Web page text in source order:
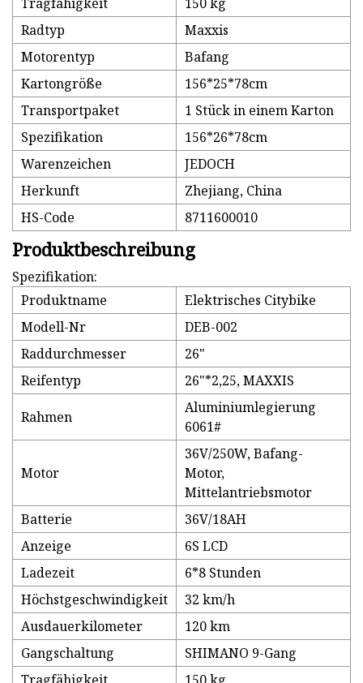
Radtyp
Maxxis
Motorentyp
Bafang
Kartongröße
156*25*78cm
Transportpaket
1 Stück in einem Karton
Spezifikation
156*26*78cm
Warenzeichen
JEDOCH
Herkunft
Zhejiang, China
HS-Code
8711600010
Produktbeschreibung
Spezifikation:
Produktname
Elektrisches Citybike
Modell-Nr
DEB-002
Raddurchmesser
26"
Reifentyp
26"*2,25, MAXXIS
Rahmen
Aluminiumlegierung
6061#
Motor
36V/250W, Bafang-
Motor,
Mittelantriebsmotor
Batterie
36V/18AH
Anzeige
6S LCD
Ladezeit
6*8 Stunden
Höchstgeschwindigkeit
32 km/h
Ausdauerkilometer
120 km
Gangschaltung
SHIMANO 9-Gang